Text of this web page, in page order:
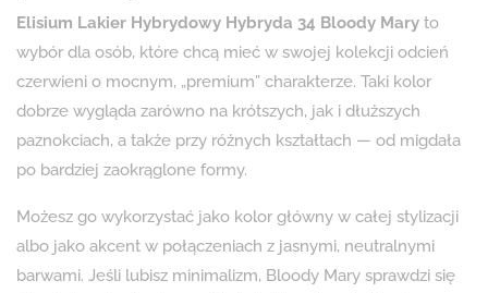
Elisium Lakier Hybrydowy Hybryda 34 Bloody Mary to
wybór dla osób, które chcą mieć w swojej kolekcji odcień
czerwieni o mocnym, „premium” charakterze. Taki kolor
dobrze wygląda zarówno na krótszych, jak i dłuższych
paznokciach, a także przy różnych kształtach — od migdała
po bardziej zaokrąglone formy.
Możesz go wykorzystać jako kolor główny w całej stylizacji
albo jako akcent w połączeniach z jasnymi, neutralnymi
barwami. Jeśli lubisz minimalizm, Bloody Mary sprawdzi się